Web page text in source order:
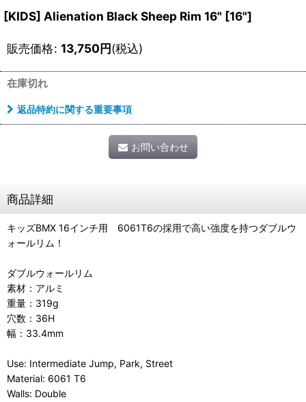
[KIDS] Alienation Black Sheep Rim 16" [16"]
販売価格: 13,750円(税込)
在庫切れ
返品特約に関する重要事項
お問い合わせ
商品詳細
キッズBMX 16インチ用 6061T6の採用で高い強度を持つダブルウ
ォールリム！
ダブルウォールリム
素材：アルミ
重量：319g
穴数：36H
幅：33.4mm
Use: Intermediate Jump, Park, Street
Material: 6061 T6
Walls: Double